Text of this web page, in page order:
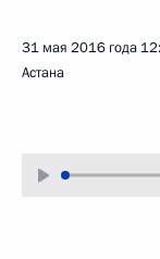
31 мая 2016 года
Астана